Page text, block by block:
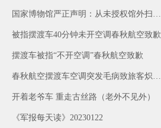
国家博物馆严正声明：从未授权馆外扫码
被指摆渡车40分钟未开空调春秋航空致歉
摆渡车被指“不开空调”春秋航空致歉
春秋航空摆渡车空调突发毛病致旅客炽热
开着老爷车 重走古丝路（老外不见外）
《军报每天读》20230122